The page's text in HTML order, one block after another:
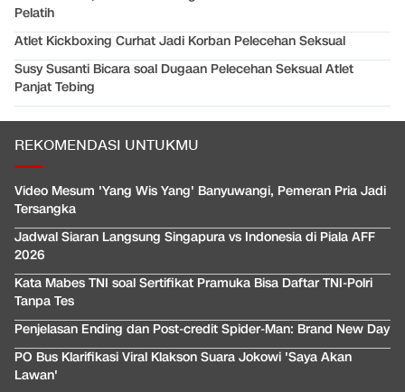
Pelatih
Atlet Kickboxing Curhat Jadi Korban Pelecehan Seksual
Susy Susanti Bicara soal Dugaan Pelecehan Seksual Atlet
Panjat Tebing
REKOMENDASI UNTUKMU
Video Mesum 'Yang Wis Yang' Banyuwangi, Pemeran Pria Jadi
Tersangka
Jadwal Siaran Langsung Singapura vs Indonesia di Piala AFF
2026
Kata Mabes TNI soal Sertifikat Pramuka Bisa Daftar TNI-Polri
Tanpa Tes
Penjelasan Ending dan Post-credit Spider-Man: Brand New Day
PO Bus Klarifikasi Viral Klakson Suara Jokowi 'Saya Akan
Lawan'